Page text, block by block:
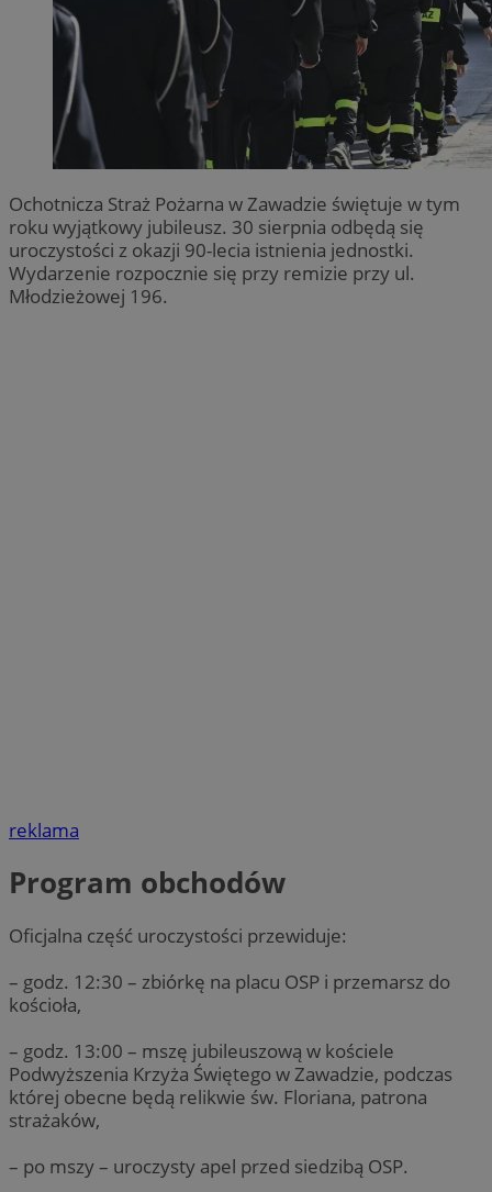
Ochotnicza Straż Pożarna w Zawadzie świętuje w tym
roku wyjątkowy jubileusz. 30 sierpnia odbędą się
uroczystości z okazji 90-lecia istnienia jednostki.
Wydarzenie rozpocznie się przy remizie przy ul.
Młodzieżowej 196.
reklama
Program obchodów
Oficjalna część uroczystości przewiduje:
– godz. 12:30 – zbiórkę na placu OSP i przemarsz do
kościoła,
– godz. 13:00 – mszę jubileuszową w kościele
Podwyższenia Krzyża Świętego w Zawadzie, podczas
której obecne będą relikwie św. Floriana, patrona
strażaków,
– po mszy – uroczysty apel przed siedzibą OSP.